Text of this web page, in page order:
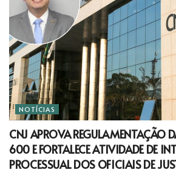
NOTÍCIAS
CNJ APROVA REGULAMENTAÇÃO
600 E FORTALECE ATIVIDADE DE
PROCESSUAL DOS OFICIAIS DE